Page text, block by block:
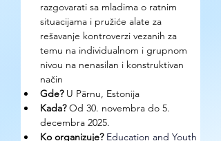
razgovarati sa mladima o ratnim
situacijama i pružiće alate za
rešavanje kontroverzi vezanih za
temu na individualnom i grupnom
nivou na nenasilan i konstruktivan
način
Gde? U Pärnu, Estonija
Kada? Od 30. novembra do 5.
decembra 2025.
Ko organizuje? Education and Youth